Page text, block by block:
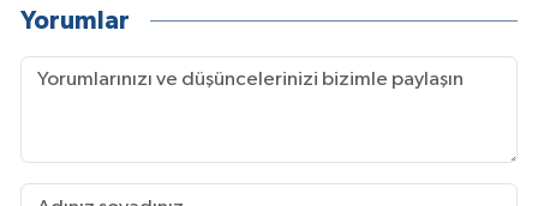
Yorumlar